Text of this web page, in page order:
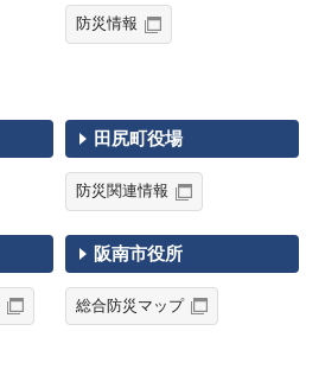
防災情報
田尻町役場
防災関連情報
阪南市役所
総合防災マップ